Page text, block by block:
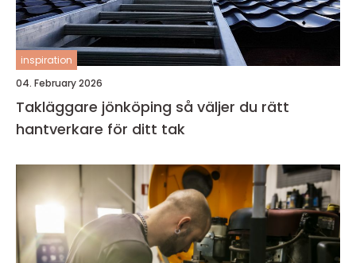
inspiration
04. February 2026
Takläggare jönköping så väljer du rätt
hantverkare för ditt tak